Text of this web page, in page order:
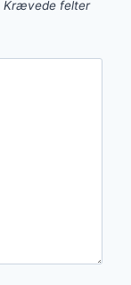
Krævede felter